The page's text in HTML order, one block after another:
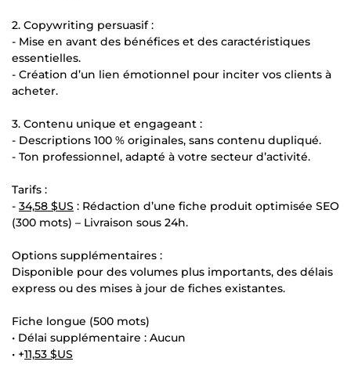
2. Copywriting persuasif :
- Mise en avant des bénéfices et des caractéristiques
essentielles.
- Création d’un lien émotionnel pour inciter vos clients à
acheter.
3. Contenu unique et engageant :
- Descriptions 100 % originales, sans contenu dupliqué.
- Ton professionnel, adapté à votre secteur d’activité.
Tarifs :
- 34,58 $US : Rédaction d’une fiche produit optimisée SEO
(300 mots) – Livraison sous 24h.
Options supplémentaires :
Disponible pour des volumes plus importants, des délais
express ou des mises à jour de fiches existantes.
Fiche longue (500 mots)
• Délai supplémentaire : Aucun
• +11,53 $US